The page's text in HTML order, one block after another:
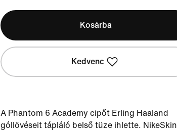
Kosárba
Kedvenc
A Phantom 6 Academy cipőt Erling Haaland
góllövéseit tápláló belső tüze ihlette. NikeSkin